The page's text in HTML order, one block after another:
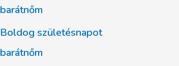
barátnőm
Boldog születésnapot
barátnőm